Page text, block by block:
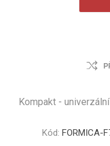
Kompakt -
Kód: FORMICA-